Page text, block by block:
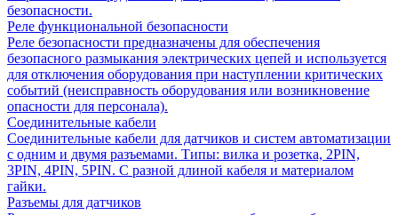
безопасности.
Реле функциональной безопасности
Реле безопасности предназначены для обеспечения
безопасного размыкания электрических цепей и используется
для отключения оборудования при наступлении критических
событий (неисправность оборудования или возникновение
опасности для персонала).
Соединительные кабели
Соединительные кабели для датчиков и систем автоматизации
с одним и двумя разъемами. Типы: вилка и розетка, 2PIN,
3PIN, 4PIN, 5PIN. С разной длиной кабеля и материалом
гайки.
Разъемы для датчиков